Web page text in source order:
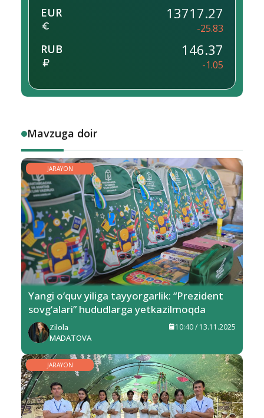
EUR 13717.27
-25.83
RUB 146.37
-1.05
Mavzuga doir
JARAYON
Yangi o‘quv yiliga tayyorgarlik: “Prezident
sovg‘alari” hududlarga yetkazilmoqda
Zilola
MADATOVA
10:40 / 13.11.2025
JARAYON